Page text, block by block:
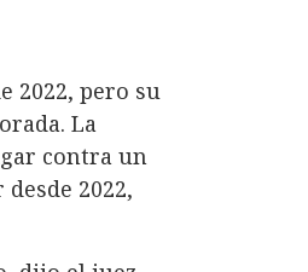
2022, pero su
La
contra un
2022,